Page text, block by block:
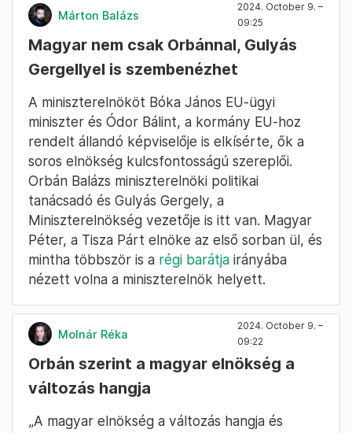
Márton Balázs
2024. October 9. –
09:25
Magyar nem csak Orbánnal, Gulyás
Gergellyel is szembenézhet
A miniszterelnököt Bóka János EU-ügyi
miniszter és Ódor Bálint, a kormány EU-hoz
rendelt állandó képviselője is elkísérte, ők a
soros elnökség kulcsfontosságú szereplői.
Orbán Balázs miniszterelnöki politikai
tanácsadó és Gulyás Gergely, a
Miniszterelnökség vezetője is itt van. Magyar
Péter, a Tisza Párt elnöke az első sorban ül, és
mintha többször is a régi barátja irányába
nézett volna a miniszterelnök helyett.
Molnár Réka
2024. October 9. –
09:22
Orbán szerint a magyar elnökség a
változás hangja
„A magyar elnökség a változás hangja és